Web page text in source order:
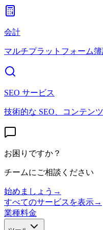
会計
マルチプラットフォーム
SEO サービス
技術的な SEO、コンテン
お困りですか？
チームにご相談ください
始めましょう →
すべてのサービスを表示→
業種料金